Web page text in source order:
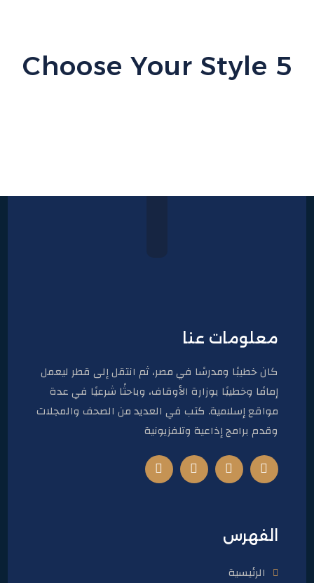
Choose Your Style 5
معلومات عنا
كان خطيبًا ومدرسًا في مصر، ثم انتقل إلى قطر ليعمل
إمامًا وخطيبًا بوزارة الأوقاف، وباحثًا شرعيًا في عدة
مواقع إسلامية. كتب في العديد من الصحف والمجلات
وقدم برامج إذاعية وتلفزيونية
الفهرس
الرئيسية